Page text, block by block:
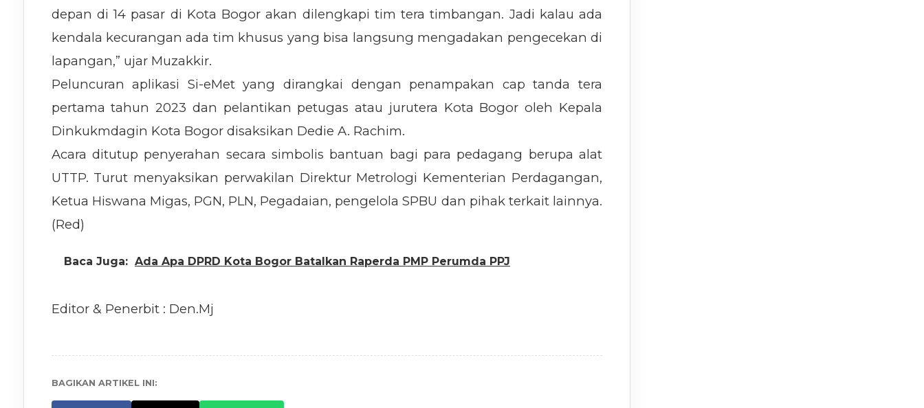
depan di 14 pasar di Kota Bogor akan dilengkapi tim tera timbangan. Jadi kalau ada
kendala kecurangan ada tim khusus yang bisa langsung mengadakan pengecekan di
lapangan,” ujar Muzakkir.
Peluncuran aplikasi Si-eMet yang dirangkai dengan penampakan cap tanda tera
pertama tahun 2023 dan pelantikan petugas atau jurutera Kota Bogor oleh Kepala
Dinkukmdagin Kota Bogor disaksikan Dedie A. Rachim.
Acara ditutup penyerahan secara simbolis bantuan bagi para pedagang berupa alat
UTTP. Turut menyaksikan perwakilan Direktur Metrologi Kementerian Perdagangan,
Ketua Hiswana Migas, PGN, PLN, Pegadaian, pengelola SPBU dan pihak terkait lainnya.
(Red)
Baca Juga: Ada Apa DPRD Kota Bogor Batalkan Raperda PMP Perumda PPJ
Editor & Penerbit : Den.Mj
BAGIKAN ARTIKEL INI: